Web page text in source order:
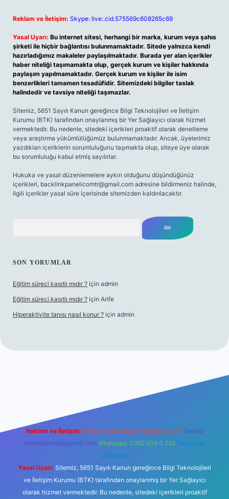
Reklam ve İletişim: Skype: live:.cid.575569c608265c69
Yasal Uyarı: Bu internet sitesi, herhangi bir marka, kurum veya şahıs
şirketi ile hiçbir bağlantısı bulunmamaktadır. Sitede yalnızca kendi
hazırladığımız makaleler paylaşılmaktadır. Burada yer alan içerikler
haber niteliği taşımamakta olup, gerçek kurum ve kişiler hakkında
paylaşım yapılmamaktadır. Gerçek kurum ve kişiler ile isim
benzerlikleri tamamen tesadüfidir. Sitemizdeki bilgiler taslak
halindedir ve tavsiye niteliği taşımazlar.
Sitemiz, 5651 Sayılı Kanun gereğince Bilgi Teknolojileri ve İletişim
Kurumu (BTK) tarafından onaylanmış bir Yer Sağlayıcı olarak hizmet
vermektedir. Bu nedenle, sitedeki içerikleri proaktif olarak denetleme
veya araştırma yükümlülüğümüz bulunmamaktadır. Ancak, üyelerimiz
yazdıkları içeriklerin sorumluluğunu taşımakta olup, siteye üye olarak
bu sorumluluğu kabul etmiş sayılırlar.
Hukuka ve yasal düzenlemelere aykırı olduğunu düşündüğünüz
içerikleri, backlinkpanelicomtr@gmail.com adresine bildirmeniz halinde,
ilgili içerikler yasal süre içerisinde sitemizden kaldırılacaktır.
SON YORUMLAR
Eğitim süreci kasıtlı mıdır ? için admin
Eğitim süreci kasıtlı mıdır ? için Arife
Hiperaktivite tanısı nasıl konur ? için admin
Reklam ve İletişim: E-mail: backlinkpaneli@gmail.com Teams:
forumhizmeti@gmail.com Whatsapp: 0262 606 0 726 Telegram:
@karabul
Yasal Uyarı: Sitemiz, 5651 Sayılı Kanun gereğince Bilgi Teknolojileri
ve İletişim Kurumu (BTK) tarafından onaylanmış bir Yer Sağlayıcı
olarak hizmet vermektedir. Bu nedenle, sitedeki içerikleri proaktif